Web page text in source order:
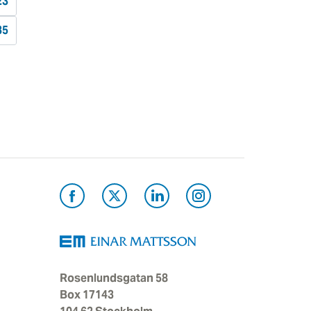
Rosenlundsgatan 58
Box 17143